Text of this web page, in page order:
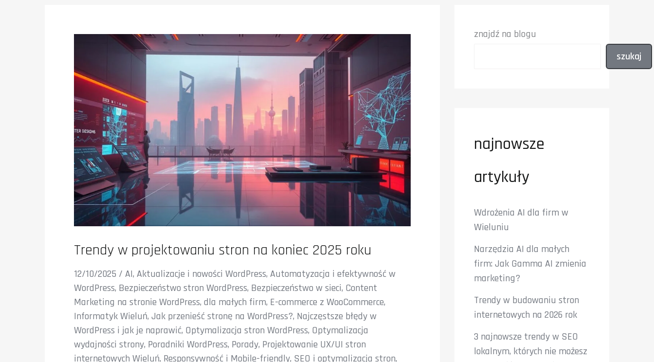
Trendy w projektowaniu stron na koniec 2025 roku
12/10/2025 / AI, Aktualizacje i nowości WordPress, Automatyzacja i efektywność w
WordPress, Bezpieczeństwo stron WordPress, Bezpieczeństwo w sieci, Content
Marketing na stronie WordPress, dla małych firm, E-commerce z WooCommerce,
Informatyk Wieluń, Jak przenieść stronę na WordPress?, Najczęstsze błędy w
WordPress i jak je naprawić, Optymalizacja stron WordPress, Optymalizacja
wydajności strony, Poradniki WordPress, Porady, Projektowanie UX/UI stron
internetowych Wieluń, Responsywność i Mobile-friendly, SEO i optymalizacja stron,
znajdź na blogu
szukaj
najnowsze
artykuły
Wdrożenia AI dla firm w
Wieluniu
Narzędzia AI dla małych
firm: Jak Gamma AI zmienia
marketing?
Trendy w budowaniu stron
internetowych na 2026 rok
3 najnowsze trendy w SEO
lokalnym, których nie możesz